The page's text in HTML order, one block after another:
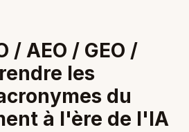
/ AEO / GEO /
les
du
à l'ère de l'IA